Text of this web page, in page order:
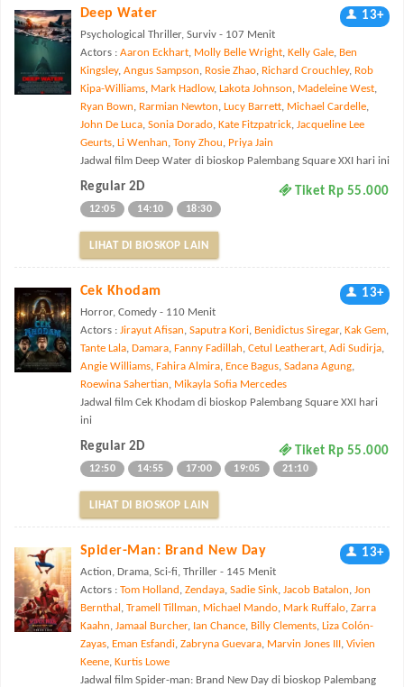
Deep Water 13+
Psychological Thriller, Surviv - 107 Menit
Actors : Aaron Eckhart, Molly Belle Wright, Kelly Gale, Ben
Kingsley, Angus Sampson, Rosie Zhao, Richard Crouchley, Rob
Kipa-Williams, Mark Hadlow, Lakota Johnson, Madeleine West,
Ryan Bown, Rarmian Newton, Lucy Barrett, Michael Cardelle,
John De Luca, Sonia Dorado, Kate Fitzpatrick, Jacqueline Lee
Geurts, Li Wenhan, Tony Zhou, Priya Jain
Jadwal film Deep Water di bioskop Palembang Square XXI hari ini
Regular 2D Tiket Rp 55.000
12:05 14:10 18:30
LIHAT DI BIOSKOP LAIN
Cek Khodam 13+
Horror, Comedy - 110 Menit
Actors : Jirayut Afisan, Saputra Kori, Benidictus Siregar, Kak Gem,
Tante Lala, Damara, Fanny Fadillah, Cetul Leatherart, Adi Sudirja,
Angie Williams, Fahira Almira, Ence Bagus, Sadana Agung,
Roewina Sahertian, Mikayla Sofia Mercedes
Jadwal film Cek Khodam di bioskop Palembang Square XXI hari
ini
Regular 2D Tiket Rp 55.000
12:50 14:55 17:00 19:05 21:10
LIHAT DI BIOSKOP LAIN
Spider-Man: Brand New Day 13+
Action, Drama, Sci-fi, Thriller - 145 Menit
Actors : Tom Holland , Zendaya, Sadie Sink, Jacob Batalon, Jon
Bernthal , Tramell Tillman, Michael Mando, Mark Ruffalo, Zarra
Kaahn, Jamaal Burcher, Ian Chance, Billy Clements, Liza Colón-
Zayas, Eman Esfandi, Zabryna Guevara, Marvin Jones III, Vivien
Keene, Kurtis Lowe
Jadwal film Spider-man: Brand New Day di bioskop Palembang